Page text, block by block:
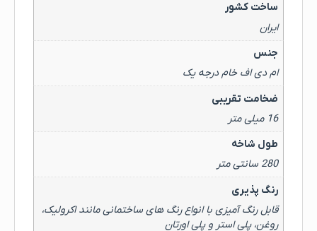
ساخت کشور
ایران
جنس
ام دی اف خام درجه یک
ضخامت تقریبی
16 میلی متر
طول شاخه
280 سانتی متر
رنگ پذیری
قابل رنگ آمیزی با انواع رنگ های ساختمانی مانند اکرولیک،
روغن، پلی استر و پلی اورتان